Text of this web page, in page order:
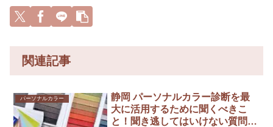
関連記事
パーソナルカラー
静岡 パーソナルカラー診断を最
大に活用するために聞くべきこ
と！聞き逃してはいけない質問と